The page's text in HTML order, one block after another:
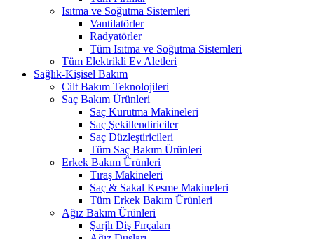
Isıtma ve Soğutma Sistemleri
Vantilatörler
Radyatörler
Tüm Isıtma ve Soğutma Sistemleri
Tüm Elektrikli Ev Aletleri
Sağlık-Kişisel Bakım
Cilt Bakım Teknolojileri
Saç Bakım Ürünleri
Saç Kurutma Makineleri
Saç Şekillendiriciler
Saç Düzleştiricileri
Tüm Saç Bakım Ürünleri
Erkek Bakım Ürünleri
Tıraş Makineleri
Saç & Sakal Kesme Makineleri
Tüm Erkek Bakım Ürünleri
Ağız Bakım Ürünleri
Şarjlı Diş Fırçaları